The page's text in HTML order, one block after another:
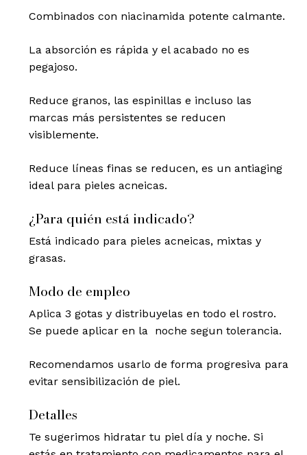
Combinados con niacinamida potente calmante.
La absorción es rápida y el acabado no es
pegajoso.
Reduce granos, las espinillas e incluso las
marcas más persistentes se reducen
visiblemente.
Reduce líneas finas se reducen, es un antiaging
ideal para pieles acneicas.
¿Para quién está indicado?
Está indicado para pieles acneicas, mixtas y
grasas.
Modo de empleo
Aplica 3 gotas y distribuyelas en todo el rostro.
Se puede aplicar en la noche segun tolerancia.
Recomendamos usarlo de forma progresiva para
evitar sensibilización de piel.
Detalles
Te sugerimos hidratar tu piel día y noche. Si